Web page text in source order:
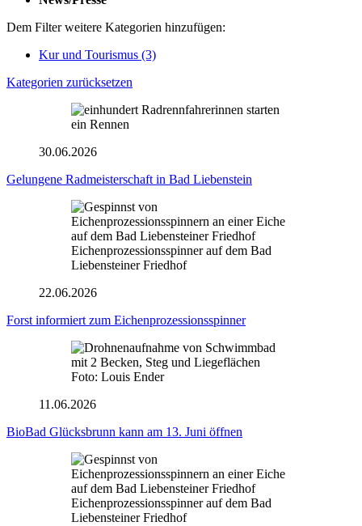
Dem Filter weitere Kategorien hinzufügen:
Kur und Tourismus (3)
Kategorien zurücksetzen
30.06.2026
Gelungene Radmeisterschaft in Bad Liebenstein
Eichenprozessionsspinner auf dem Bad
Liebensteiner Friedhof
22.06.2026
Forst informiert zum Eichenprozessionsspinner
Foto: Louis Ender
11.06.2026
BioBad Glücksbrunn kann am 13. Juni öffnen
Eichenprozessionsspinner auf dem Bad
Liebensteiner Friedhof